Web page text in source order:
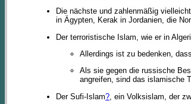
Die nächste und zahlenmäßig
in Ägypten, Kerak in Jordanien, die
Der terroristische Islam, wie er in
Allerdings ist zu bedenken,
Als sie gegen die russische
angreifen, sind das islamische
Der Sufi-Islam? , ein Volksislam, der